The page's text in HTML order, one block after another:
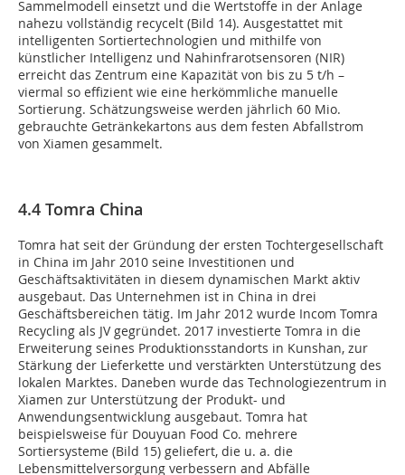
Sammelmodell einsetzt und die Wertstoffe in der Anlage
nahezu vollständig recycelt (Bild 14). Ausgestattet mit
intelligenten Sortiertechnologien und mithilfe von
künstlicher Intelligenz und Nahinfrarotsensoren (NIR)
erreicht das Zentrum eine Kapazität von bis zu 5 t/h –
viermal so effizient wie eine herkömmliche manuelle
Sortierung. Schätzungsweise werden jährlich 60 Mio.
gebrauchte Getränkekartons aus dem festen Abfallstrom
von Xiamen gesammelt.
4.4 Tomra China
Tomra hat seit der Gründung der ersten Tochtergesellschaft
in China im Jahr 2010 seine Investitionen und
Geschäftsaktivitäten in diesem dynamischen Markt aktiv
ausgebaut. Das Unternehmen ist in China in drei
Geschäftsbereichen tätig. Im Jahr 2012 wurde Incom Tomra
Recycling als JV gegründet. 2017 investierte Tomra in die
Erweiterung seines Produktionsstandorts in Kunshan, zur
Stärkung der Lieferkette und verstärkten Unterstützung des
lokalen Marktes. Daneben wurde das Technologiezentrum in
Xiamen zur Unterstützung der Produkt- und
Anwendungsentwicklung ausgebaut. Tomra hat
beispielsweise für Douyuan Food Co. mehrere
Sortiersysteme (Bild 15) geliefert, die u. a. die
Lebensmittelversorgung verbessern and Abfälle